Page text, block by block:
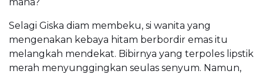
Selagi Giska diam membeku, si wanita yang
mengenakan kebaya hitam berbordir emas itu
melangkah mendekat. Bibirnya yang terpoles lipstik
merah menyunggingkan seulas senyum. Namun,